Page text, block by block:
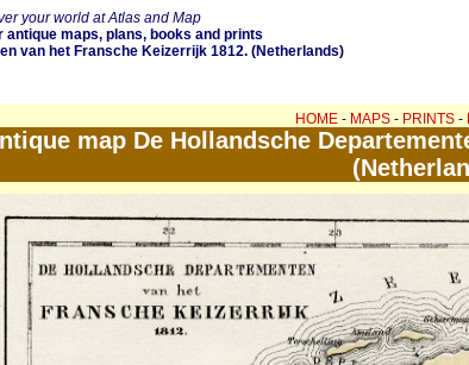
your world at Atlas and Map
antique maps, plans, books and prints
van het Fransche Keizerrijk 1812. (Netherlands)
HOME - MAPS - PRINTS -
map De Hollandsche